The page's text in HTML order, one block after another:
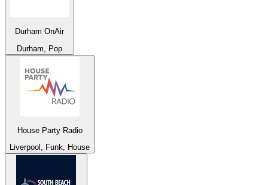
Durham OnAir
Durham, Pop
House Party Radio
Liverpool, Funk, House